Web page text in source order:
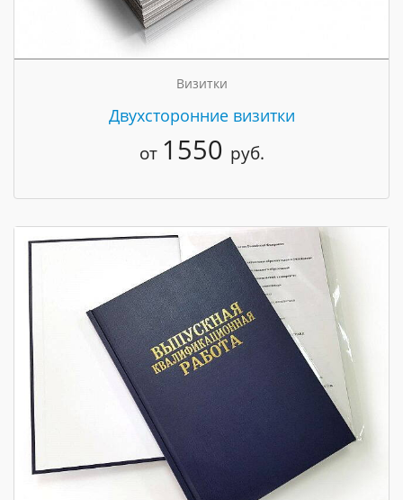
Визитки
Двухсторонние визитки
от 1550 руб.